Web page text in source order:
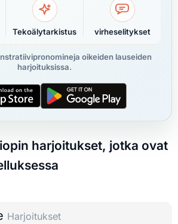
Tekoälytarkistus virheselitykset
oikeiden lauseiden
harjoituksissa.
harjoitukset, jotka ovat
Harjoitukset